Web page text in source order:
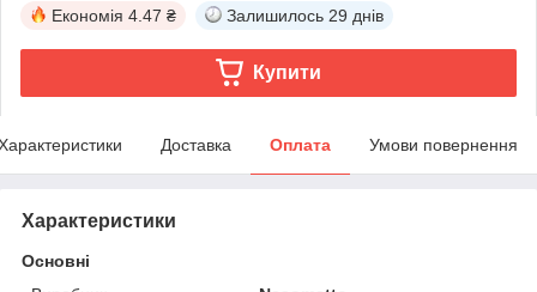
Економія 4.47 ₴ Залишилось 29 днів
Купити
Доставка Оплата Умови повернення
Характеристики
Основні